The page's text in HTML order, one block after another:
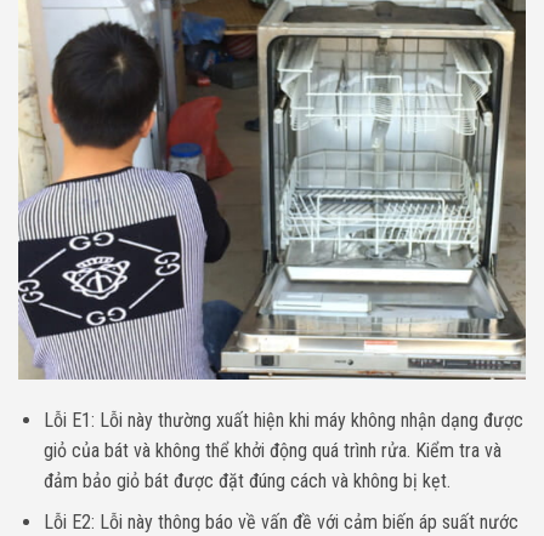
Lỗi E1: Lỗi này thường xuất hiện khi máy không nhận dạng được
giỏ của bát và không thể khởi động quá trình rửa. Kiểm tra và
đảm bảo giỏ bát được đặt đúng cách và không bị kẹt.
Lỗi E2: Lỗi này thông báo về vấn đề với cảm biến áp suất nước